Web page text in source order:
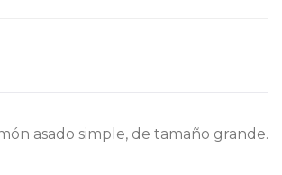
asado simple, de tamaño grande.